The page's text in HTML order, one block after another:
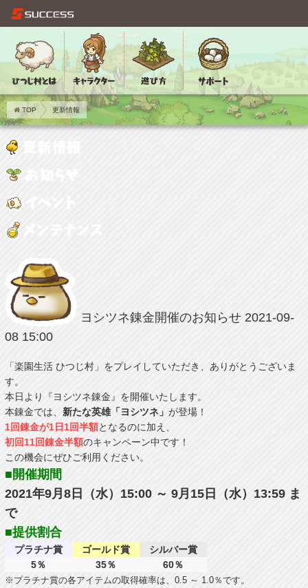
TOP 更新情報
ヨシツネ錬金開催のお知らせ 2021-09-
08 15:00
「楽園生活 ひつじ村」をプレイしていただき、ありがとうございま
す。
本日より『ヨシツネ錬金』を開催いたします。
本錬金では、 新たな英雄「ヨシツネ」 が登場！
1回錬金が1日1回半額となるのに加え、
初回11回錬金半額のキャンペーン中です！
この機会にぜひご利用ください。
■開催期間
2021年9月8日（水）15:00 ～ 9月15日（水）13:59 ま
で
■提供割合
プラチナ賞 ゴールド賞
シルバー賞
5％
35％ 60％
※プラチナ賞の各アイテムの取得確率は、0.5 ～ 1.0％です。